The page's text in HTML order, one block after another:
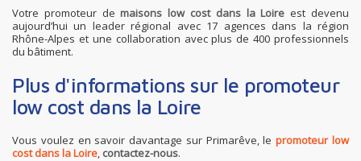
Votre promoteur de maisons low cost dans la Loire est devenu
aujourd’hui un leader régional avec 17 agences dans la région
Rhône-Alpes et une collaboration avec plus de 400 professionnels
du bâtiment.
Plus d'informations sur le promoteur
low cost dans la Loire
Vous voulez en savoir davantage sur Primarêve, lepromoteur low
cost dans la Loire, contactez-nous.